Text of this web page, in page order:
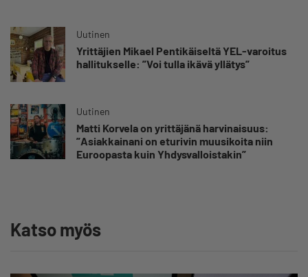
Uutinen
Yrittäjien Mikael Pentikäiseltä YEL-varoitus
hallitukselle: ”Voi tulla ikävä yllätys”
Uutinen
Matti Korvela on yrittäjänä harvinaisuus:
”Asiakkainani on eturivin muusikoita niin
Euroopasta kuin Yhdysvalloistakin”
Katso myös